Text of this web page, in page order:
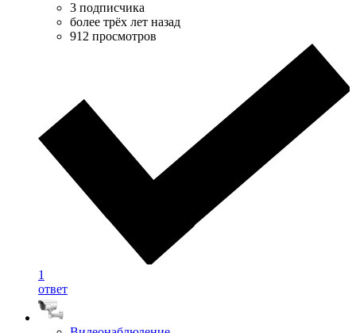
3 подписчика
более трёх лет назад
912 просмотров
1
ответ